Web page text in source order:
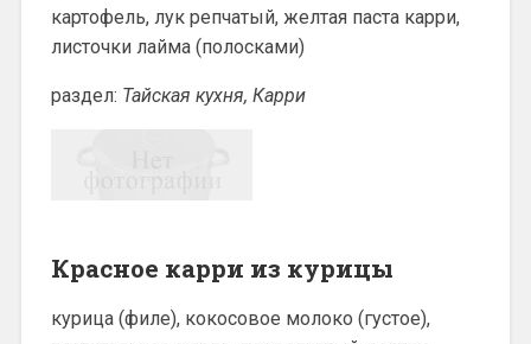
картофель, лук репчатый, желтая паста карри,
листочки лайма (полосками)
раздел: Тайская кухня, Карри
Красное карри из курицы
курица (филе), кокосовое молоко (густое),